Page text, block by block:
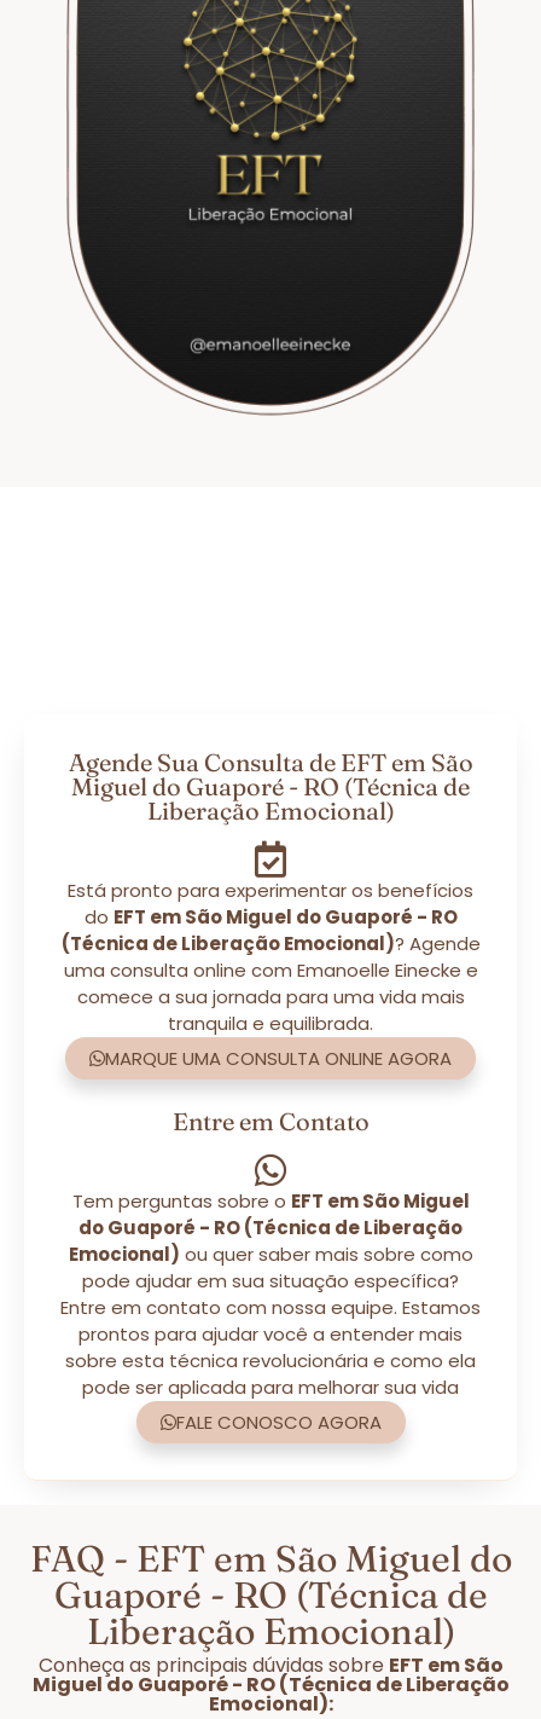
Agende Sua Consulta de EFT em São
Miguel do Guaporé - RO (Técnica de
Liberação Emocional)
Está pronto para experimentar os benefícios
do EFT em São Miguel do Guaporé - RO
(Técnica de Liberação Emocional)? Agende
uma consulta online com Emanoelle Einecke e
comece a sua jornada para uma vida mais
tranquila e equilibrada.
MARQUE UMA CONSULTA ONLINE AGORA
Entre em Contato
Tem perguntas sobre o EFT em São Miguel
do Guaporé - RO (Técnica de Liberação
Emocional) ou quer saber mais sobre como
pode ajudar em sua situação específica?
Entre em contato com nossa equipe. Estamos
prontos para ajudar você a entender mais
sobre esta técnica revolucionária e como ela
pode ser aplicada para melhorar sua vida
FALE CONOSCO AGORA
FAQ - EFT em São Miguel do
Guaporé - RO (Técnica de
Liberação Emocional)
Conheça as principais dúvidas sobre EFT em São
Miguel do Guaporé - RO (Técnica de Liberação
Emocional):